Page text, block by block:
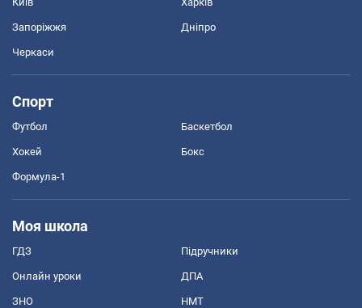
Запоріжжя Дніпро
Черкаси
Спорт
Футбол Баскетбол
Хокей Бокс
Формула-1
Моя школа
ГДЗ Підручники
Онлайн уроки ДПА
ЗНО НМТ